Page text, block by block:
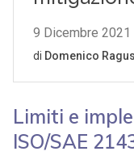
Limiti e
ISO/SAE